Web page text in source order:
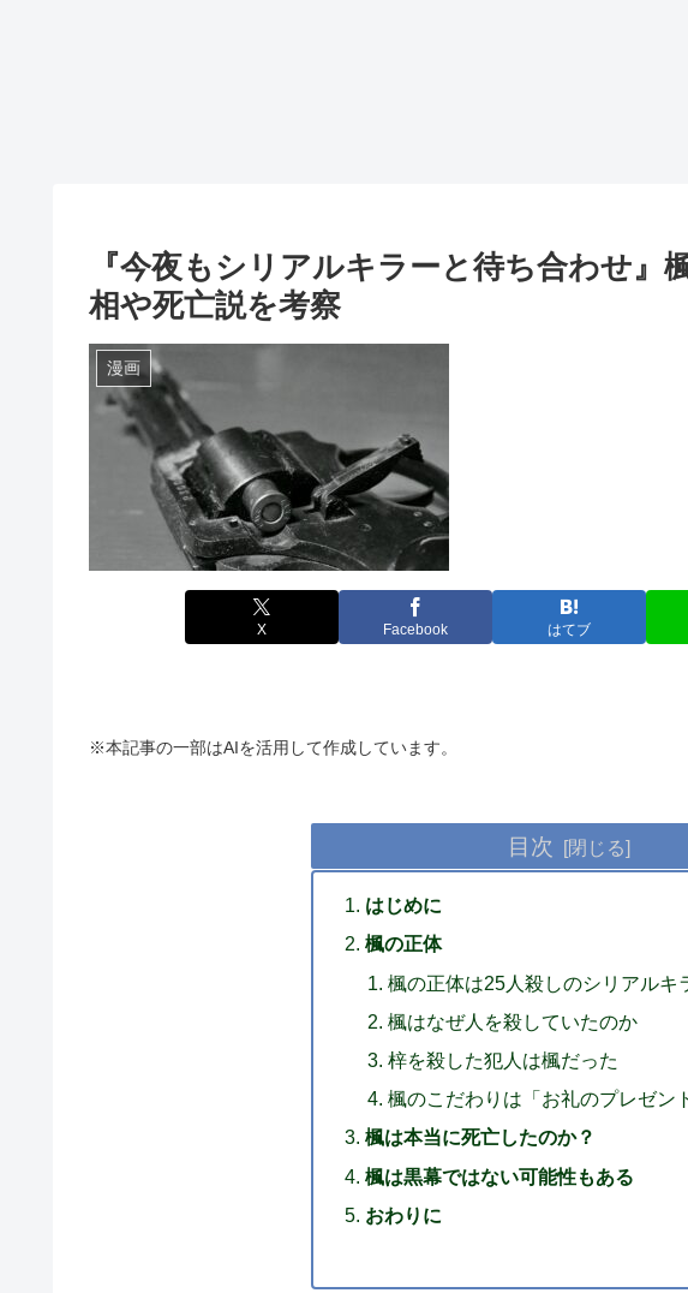
『今夜もシリアルキラーと待ち合わせ』
相や死亡説を考察
漫画
X Facebook はてブ
※本記事の一部はAIを活用して作成しています。
目次
はじめに
楓の正体
楓の正体は25人殺しのシリアルキ
楓はなぜ人を殺していたのか
梓を殺した犯人は楓だった
楓のこだわりは「お礼のプレゼン
楓は本当に死亡したのか？
楓は黒幕ではない可能性もある
おわりに